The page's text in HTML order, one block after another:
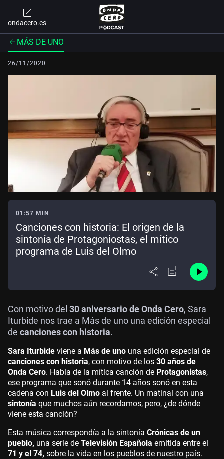
ondacero.es
MÁS DE UNO
26/11/2020
01:57 MIN
Canciones con historia: El origen de la
sintonía de Protagoniostas, el mítico
programa de Luis del Olmo
Con motivo del 30 aniversario de Onda Cero, Sara
Iturbide nos trae a Más de uno una edición especial
de canciones con historia.
Sara Iturbide viene a Más de uno una edición especial de
canciones con historia, con motivo de los 30 años de
Onda Cero. Habla de la mítica canción de Protagonistas,
ese programa que sonó durante 14 años sonó en esta
cadena con Luis del Olmo al frente. Un matinal con una
sintonía que muchos aún recordamos, pero, ¿de dónde
viene esta canción?
Esta música correspondía a la sintonía Crónicas de un
pueblo, una serie de Televisión Española emitida entre el
71 y el 74, sobre la vida en los pueblos de nuestro país.